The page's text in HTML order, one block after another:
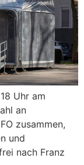
Uhr am
an
zusammen,
und
nach Franz